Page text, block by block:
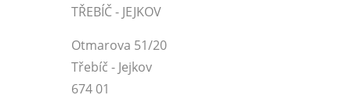
TŘEBÍČ - JEJKOV
Otmarova 51/20
Třebíč - Jejkov
674 01